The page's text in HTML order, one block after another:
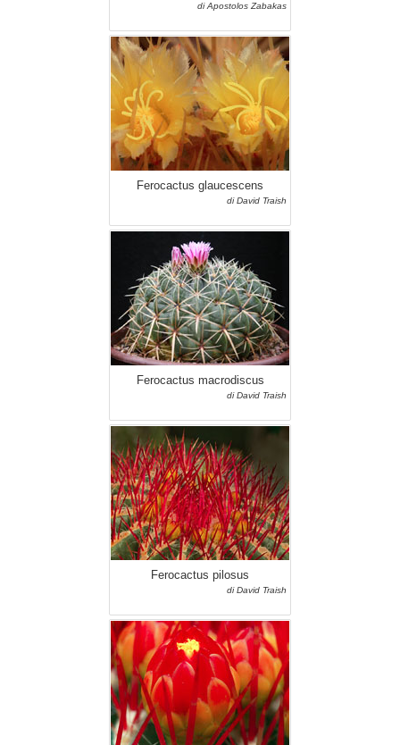
di Apostolos Zabakas
Ferocactus glaucescens
di David Traish
Ferocactus macrodiscus
di David Traish
Ferocactus pilosus
di David Traish